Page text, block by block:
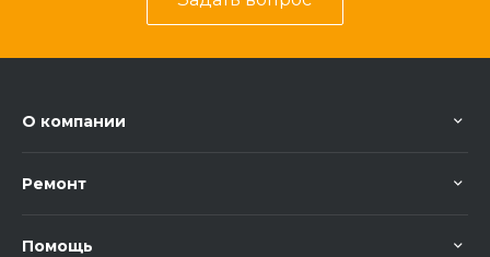
О компании
Ремонт
Помощь